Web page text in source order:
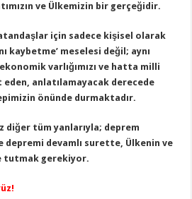
ve Ülkemizin bir gerçeğidir.
için sadece kişisel olarak
kaybetme’ meselesi değil; aynı
varlığımızı ve hatta milli
anlatılamayacak derecede
önünde durmaktadır.
diğer tüm yanlarıyla; deprem
depremi devamlı surette, Ülkenin ve
tutmak gerekiyor.